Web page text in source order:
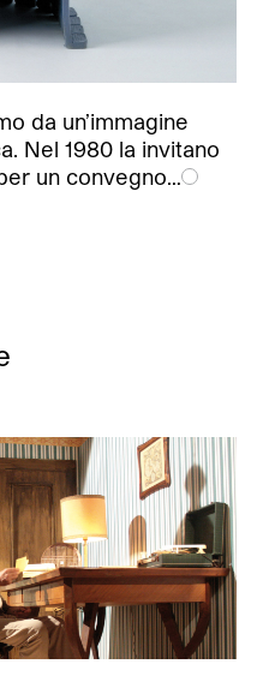
da un’immagine
Nel 1980 la invitano
un convegno…